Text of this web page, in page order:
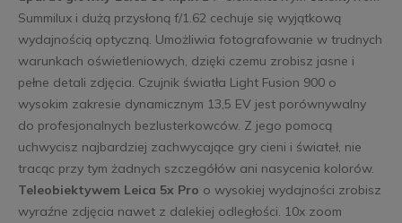
Summilux i dużą przysłoną f/1.62 cechuje się wyjątkową
wydajnością optyczną. Umożliwia fotografowanie w trudnych
warunkach oświetleniowych, dzięki czemu zrobisz jasne i
pełne detali zdjęcia. Czujnik światła Light Fusion 900 o
wysokim zakresie dynamicznym 13,5 EV jest porównywalny
do profesjonalnych bezlusterkowców. Z jego pomocą
uchwycisz najbardziej zachwycające gry cieni i świateł, nie
tracąc przy tym żadnych szczegółów ani nasycenia kolorów.
Teleobiektywem Leica 5x Pro o wysokiej wydajności zrobisz
wyraźne zdjęcia nawet z dalekiej odległości. 10x zoom